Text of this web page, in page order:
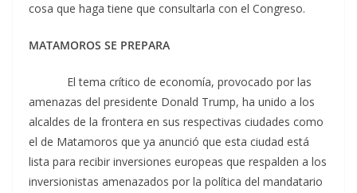
cosa que haga tiene que consultarla con el Congreso.
MATAMOROS SE PREPARA
El tema crítico de economía, provocado por las
amenazas del presidente Donald Trump, ha unido a los
alcaldes de la frontera en sus respectivas ciudades como
el de Matamoros que ya anunció que esta ciudad está
lista para recibir inversiones europeas que respalden a los
inversionistas amenazados por la política del mandatario